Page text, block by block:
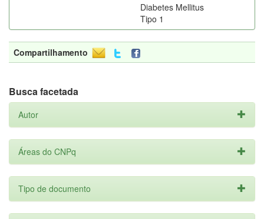
Diabetes Mellitus
Tipo 1
Compartilhamento
Busca facetada
Autor
Áreas do CNPq
Tipo de documento